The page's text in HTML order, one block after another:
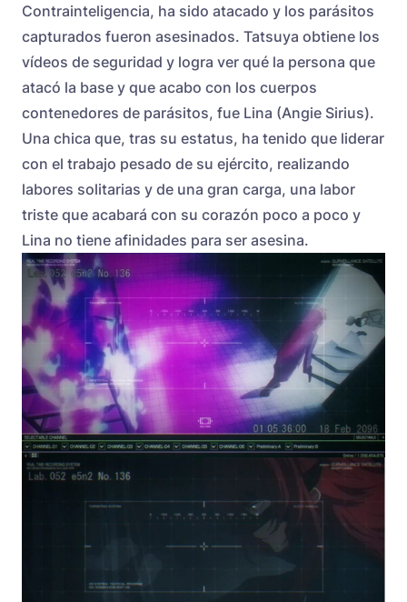
Contrainteligencia, ha sido atacado y los parásitos
capturados fueron asesinados. Tatsuya obtiene los
vídeos de seguridad y logra ver qué la persona que
atacó la base y que acabo con los cuerpos
contenedores de parásitos, fue Lina (Angie Sirius).
Una chica que, tras su estatus, ha tenido que liderar
con el trabajo pesado de su ejército, realizando
labores solitarias y de una gran carga, una labor
triste que acabará con su corazón poco a poco y
Lina no tiene afinidades para ser asesina.